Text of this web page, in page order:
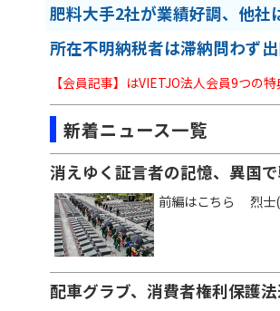
肥料大手2社が業績好調、他社
所在不明納税者は滞納問わず
【会員記事】はVIETJO法人会員9つの
新着ニュース一覧
消えゆく証言者の記憶、異国
前編はこちら 烈士
配車グラブ、消費者権利保護